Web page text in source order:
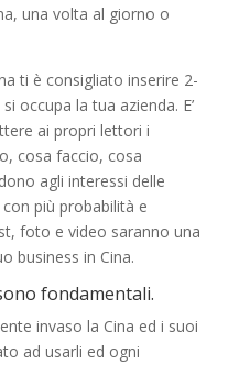
una volta al giorno o
ti è consigliato inserire 2-
occupa la tua azienda. E’
ai propri lettori i
cosa faccio, cosa
agli interessi delle
più probabilità e
foto e video saranno una
business in Cina.
fondamentali.
invaso la Cina ed i suoi
ad usarli ed ogni